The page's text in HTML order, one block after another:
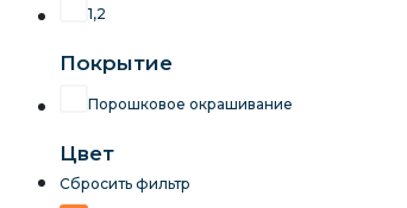
1,2
Покрытие
Порошковое окрашивание
Цвет
Сбросить фильтр